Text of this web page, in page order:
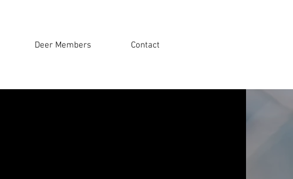
Deer Members Contact